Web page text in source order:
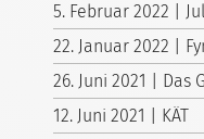
5. Februar 2022 |
22. Januar 2022 |
26. Juni 2021 | Das
12. Juni 2021 | KÄT